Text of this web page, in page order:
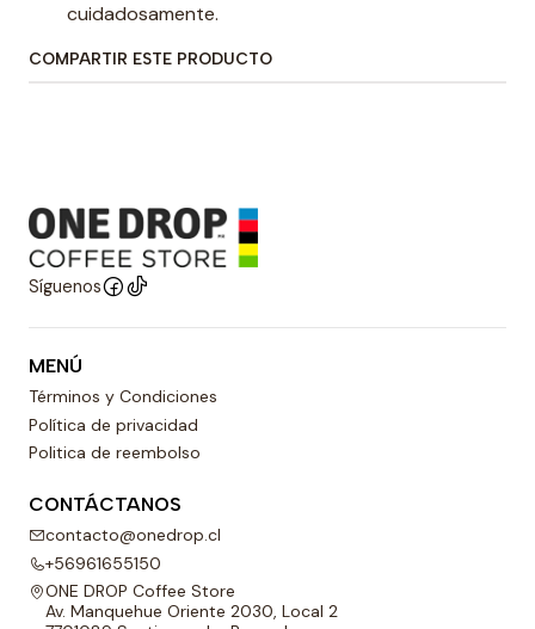
cuidadosamente.
COMPARTIR ESTE PRODUCTO
Síguenos
MENÚ
Términos y Condiciones
Política de privacidad
Politica de reembolso
CONTÁCTANOS
contacto@onedrop.cl
+56961655150
ONE DROP Coffee Store
Av. Manquehue Oriente 2030, Local 2